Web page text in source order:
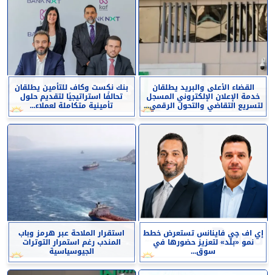
القضاء الأعلى والبريد يطلقان
خدمة الإعلان الإلكتروني المسجل
لتسريع التقاضي والتحول الرقمي...
بنك نكست وكاف للتأمين يطلقان
تحالفًا استراتيجيًا لتقديم حلول
تأمينية متكاملة لعملاء...
إي اف چي فاينانس تستعرض خطط
نمو «بلد» لتعزيز حضورها في
سوق...
استقرار الملاحة عبر هرمز وباب
المندب رغم استمرار التوترات
الجيوسياسية